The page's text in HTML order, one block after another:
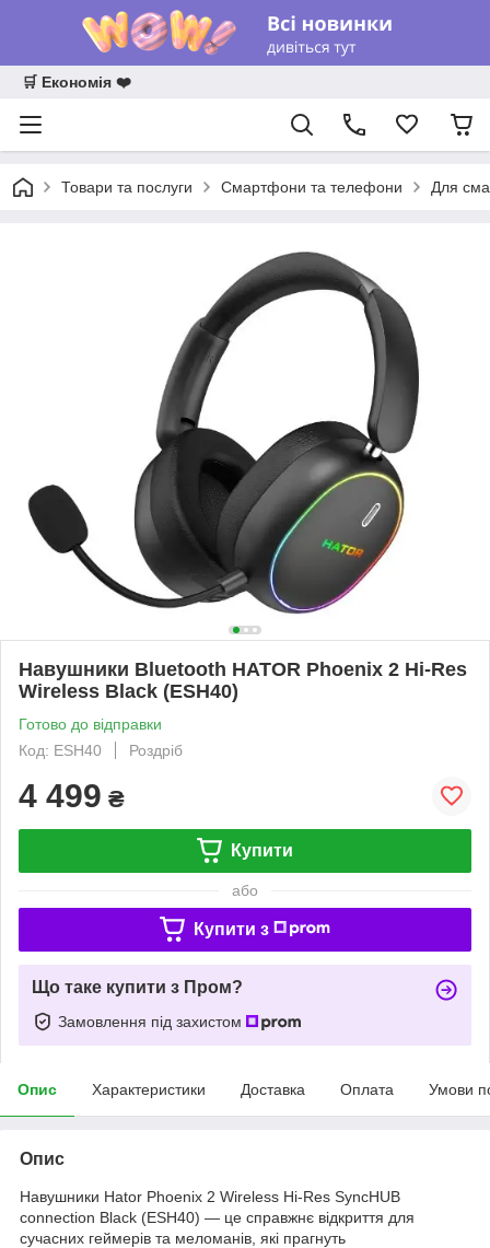
🛒 Економія ❤️
Товари та послуги Смартфони та телефони Для
Навушники Bluetooth HATOR Phoenix 2 Hi-Res
Wireless Black (ESH40)
Готово до відправки
Код: ESH40
Роздріб
4 499 ₴
Купити
або
Купити з
Що таке купити з Пром?
Замовлення під захистом
Опис Характеристики Доставка Оплата Умови
Опис
Навушники Hator Phoenix 2 Wireless Hi-Res SyncHUB
connection Black (ESH40) — це справжнє відкриття для
сучасних геймерів та меломанів, які прагнуть